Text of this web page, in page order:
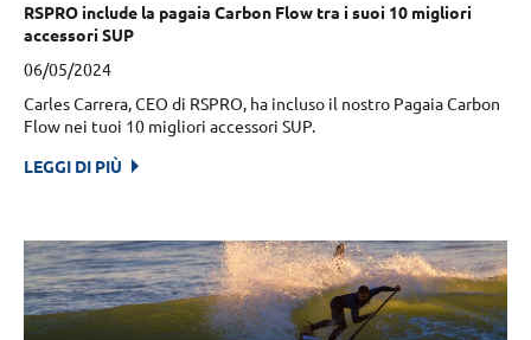
RSPRO include la pagaia Carbon Flow tra i suoi 10 migliori
accessori SUP
06/05/2024
Carles Carrera, CEO di RSPRO, ha incluso il nostro Pagaia Carbon
Flow nei tuoi 10 migliori accessori SUP.
LEGGI DI PIÙ